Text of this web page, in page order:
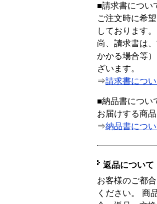
■請求書につい
ご注文時に希
しております。
尚、請求書は
かかる場合等
ざいます。
⇒請求書につ
■納品書につい
お届けする商
⇒納品書につ
返品について
お客様のご都
ください。 商